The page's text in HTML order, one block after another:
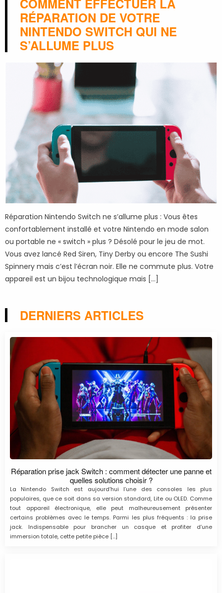
RÉPARATION DE VOTRE
NINTENDO SWITCH QUI NE
S’ALLUME PLUS
Réparation Nintendo Switch ne s’allume plus : Vous êtes
confortablement installé et votre Nintendo en mode salon
ou portable ne « switch » plus ? Désolé pour le jeu de mot.
Vous avez lancé Red Siren, Tiny Derby ou encore The Sushi
Spinnery mais c’est l’écran noir. Elle ne commute plus. Votre
appareil est un bijou technologique mais […]
DERNIERS ARTICLES
Réparation prise jack Switch : comment détecter une panne et
quelles solutions choisir ?
La Nintendo Switch est aujourd’hui l’une des consoles les plus
populaires, que ce soit dans sa version standard, Lite ou OLED. Comme
tout appareil électronique, elle peut malheureusement présenter
certains problèmes avec le temps. Parmi les plus fréquents : la prise
jack. Indispensable pour brancher un casque et profiter d’une
immersion totale, cette petite pièce […]